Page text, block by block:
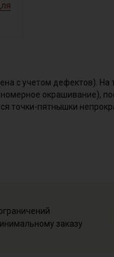
с учетом дефектов). На
окрашивание),
точки-пятнышки
с изнанки. Важно, ткань
заказу